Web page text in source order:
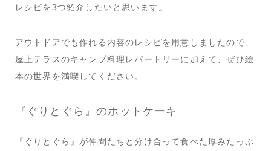
レシピを3つ紹介したいと思います。
アウトドアでも作れる内容のレシピを用意しましたので、
屋上テラスのキャンプ料理レパートリーに加えて、ぜひ絵
本の世界を満喫してください。
『ぐりとぐら』のホットケーキ
『ぐりとぐら』が仲間たちと分け合って食べた厚みたっぷ